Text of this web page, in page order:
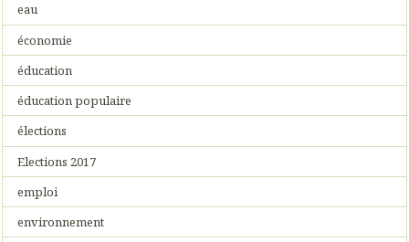
eau
économie
éducation
éducation populaire
élections
Elections 2017
emploi
environnement